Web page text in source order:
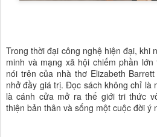
Trong thời đại công nghệ hiện đại, khi
minh và mạng xã hội chiếm phần
nói trên của nhà thơ Elizabeth
nhở đầy giá trị. Đọc sách không chỉ là
là cánh cửa mở ra thế giới tri thức
thiện bản thân và sống một cuộc đời ý